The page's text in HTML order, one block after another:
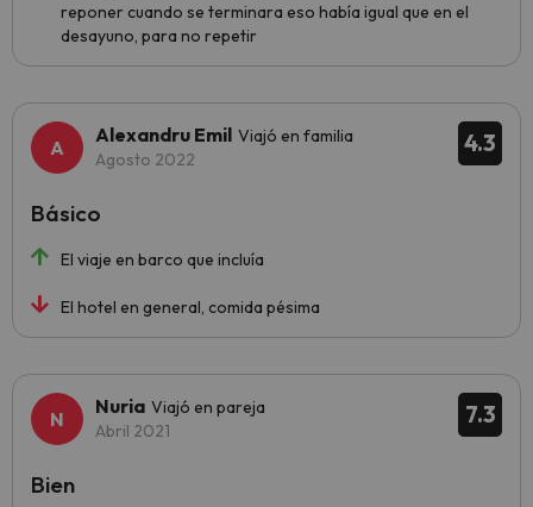
reponer cuando se terminara eso había igual que en el
desayuno, para no repetir
4.3
Alexandru Emil Viajó en familia
Agosto 2022
El viaje en barco que incluía
El hotel en general, comida pésima
Básico
7.3
Nuria Viajó en pareja
Abril 2021
Bien